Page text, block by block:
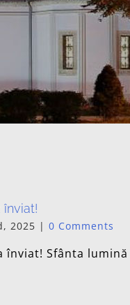
înviat!
2025 | 0 Comments
înviat! Sfânta lumină